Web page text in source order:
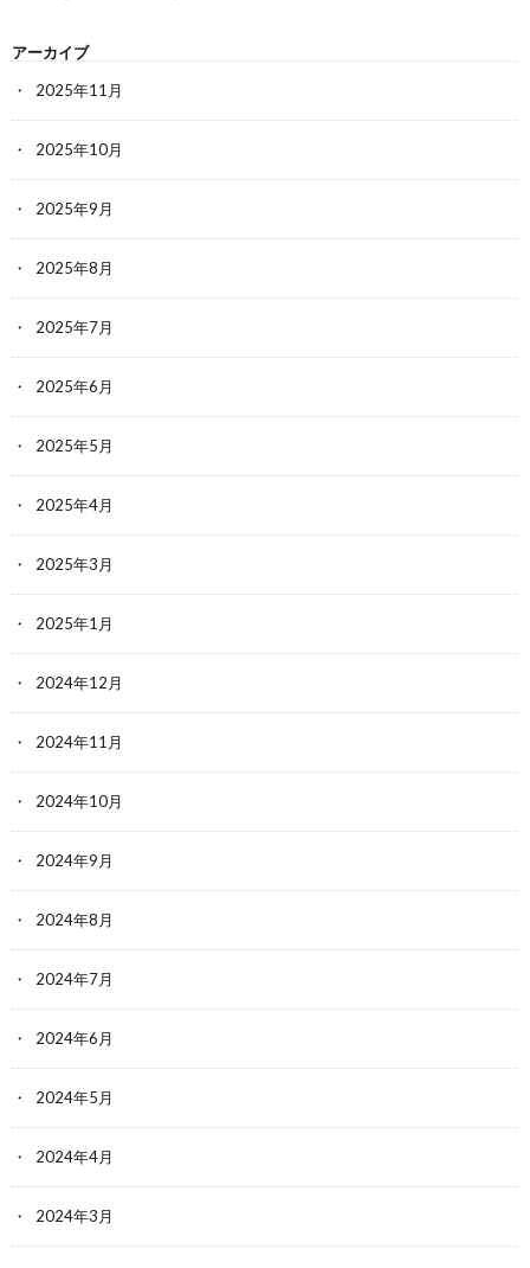
アーカイブ
2025年11月
2025年10月
2025年9月
2025年8月
2025年7月
2025年6月
2025年5月
2025年4月
2025年3月
2025年1月
2024年12月
2024年11月
2024年10月
2024年9月
2024年8月
2024年7月
2024年6月
2024年5月
2024年4月
2024年3月